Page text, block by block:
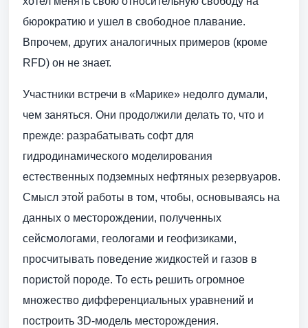
бюрократию и ушел в свободное плавание.
Впрочем, других аналогичных примеров (кроме
RFD) он не знает.
Участники встречи в «Марике» недолго думали,
чем заняться. Они продолжили делать то, что и
прежде: разрабатывать софт для
гидродинамического моделирования
естественных подземных нефтяных резервуаров.
Смысл этой работы в том, чтобы, основываясь на
данных о месторождении, полученных
сейсмологами, геологами и геофизиками,
просчитывать поведение жидкостей и газов в
пористой породе. То есть решить огромное
множество дифференциальных уравнений и
построить 3D-модель месторождения.